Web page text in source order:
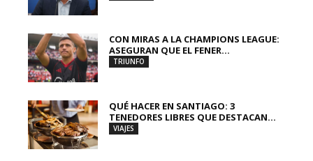
CON MIRAS A LA CHAMPIONS LEAGUE:
ASEGURAN QUE EL FENER...
TRIUNFO
QUÉ HACER EN SANTIAGO: 3
TENEDORES LIBRES QUE DESTACAN...
VIAJES